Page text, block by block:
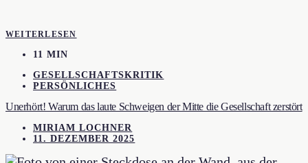
WEITERLESEN
11 MIN
GESELLSCHAFTSKRITIK
PERSÖNLICHES
Unerhört! Warum das laute Schweigen der Mitte die Gesellschaft zerstört
MIRIAM LOCHNER
11. DEZEMBER 2025